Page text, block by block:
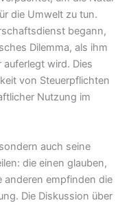
die Umwelt zu tun.
begann,
Dilemma, als ihm
wird. Dies
von Steuerpflichten
Nutzung im
auch seine
die einen glauben,
anderen empfinden die
Die Diskussion über